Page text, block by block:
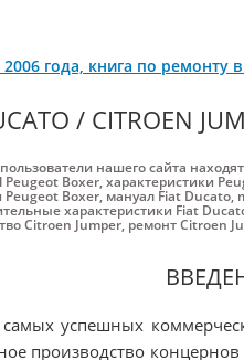
года, книга по ремонту
/ CITROEN
нашего сайта
Peugeot Boxer,характеристики
Peugeot Boxer, мануал Fiat Ducato,
характеристики Fiat
Citroen Jumper, ремонт Citroen
успешных
производство